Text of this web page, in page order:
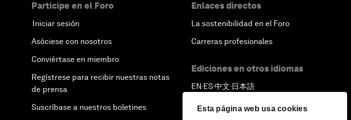
Esta página web usa cookies
Participe en el Foro
Iniciar sesión
Asóciese con nosotros
Conviértase en miembro
Regístrese para recibir nuestras notas
de prensa
Suscríbase a nuestros boletines
Enlaces directos
La sostenibilidad en el Foro
Carreras profesionales
Ediciones en otros idiomas
EN ▪ ES▪中文▪ 日本語